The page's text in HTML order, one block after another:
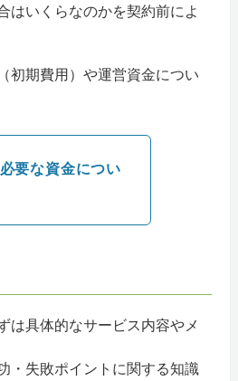
はいくらなのかを契約前によ
初期費用）や運営資金につい
要な資金につい
は具体的なサービス内容やメ
・失敗ポイントに関する知識